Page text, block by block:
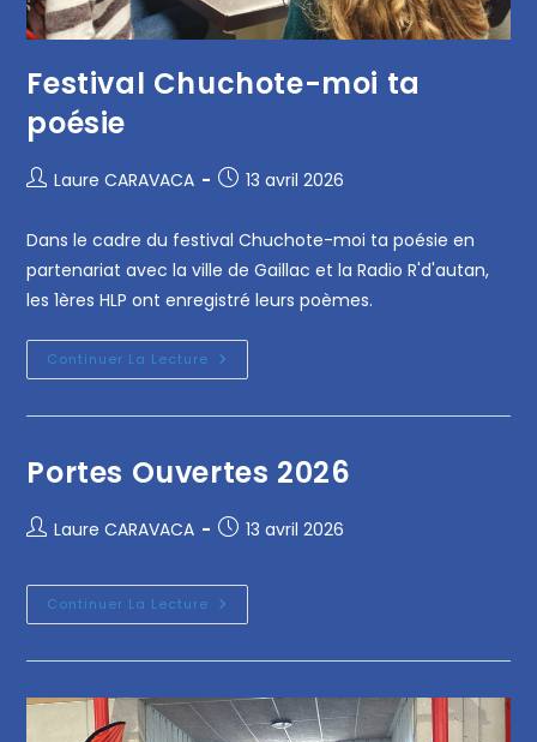
Festival Chuchote-moi ta
poésie
Laure CARAVACA 13 avril 2026
Dans le cadre du festival Chuchote-moi ta poésie en
partenariat avec la ville de Gaillac et la Radio R'd'autan,
les 1ères HLP ont enregistré leurs poèmes.
Continuer La Lecture
Portes Ouvertes 2026
Laure CARAVACA 13 avril 2026
Continuer La Lecture